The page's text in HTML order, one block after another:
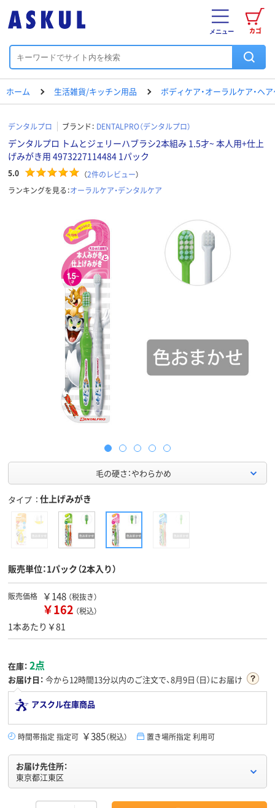
カゴ
メニュー
ホーム 生活雑貨/キッチン用品 ボディケア・オーラルケア・ヘ
デンタルプロ ブランド： DENTALPRO（デンタルプロ）
デンタルプロ トムとジェリーハブラシ2本組み 1.5才~ 本人用+仕上
げみがき用 4973227114484 1パック
5.0 （2件のレビュー）
ランキングを見る：オーラルケア・デンタルケア
毛の硬さ：やわらかめ
タイプ 仕上げみがき
販売単位：1パック（2本入り）
販売価格 ￥148 （税抜き）
￥162 （税込）
1本あたり￥81
在庫： 2点
お届け日： 今から12時間13分以内のご注文で、8月9日（日）にお届け
アスクル在庫商品
時間帯指定 指定可 ￥385（税込） 置き場所指定 利用可
お届け先住所：
東京都江東区